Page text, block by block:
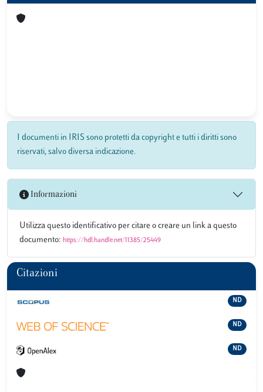
I documenti in IRIS sono protetti da copyright e tutti i diritti sono
riservati, salvo diversa indicazione.
Informazioni
Utilizza questo identificativo per citare o creare un link a questo
documento: https://hdl.handle.net/11385/25449
Citazioni
ND
ND
ND